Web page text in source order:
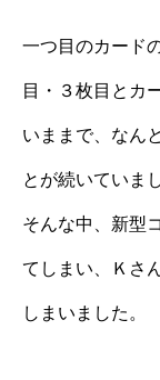
一つ目のカード
目・３枚目とカ
いままで、なん
とが続いていま
そんな中、新型
てしまい、Ｋさ
しまいました。